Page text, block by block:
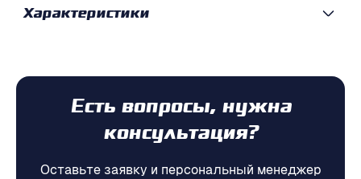
Характеристики
Есть вопросы, нужна
консультация?
Оставьте заявку и персональный менеджер